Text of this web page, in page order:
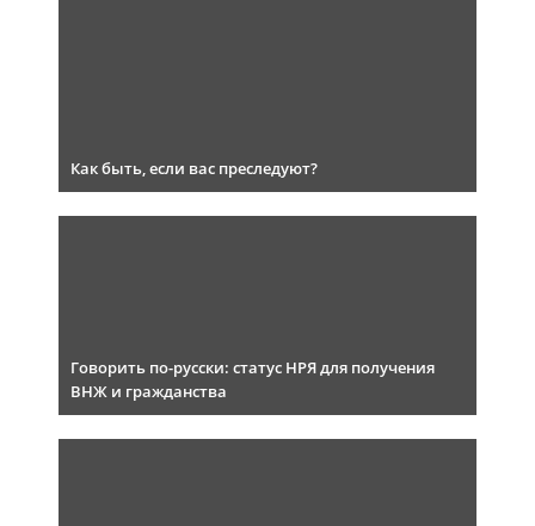
Как быть, если вас преследуют?
Говорить по-русски: статус НРЯ для получения
ВНЖ и гражданства